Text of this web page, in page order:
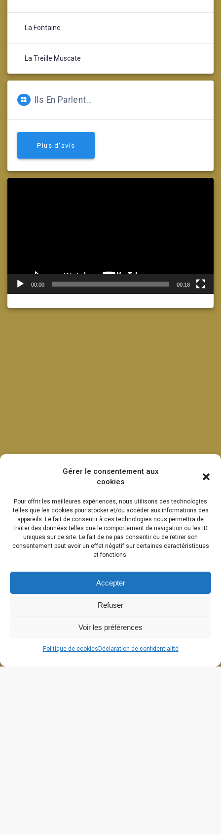
Gérer le consentement aux
cookies
Pour offrir les meilleures expériences, nous utilisons des technologies
telles que les cookies pour stocker et/ou accéder aux informations des
appareils. Le fait de consentir à ces technologies nous permettra de
traiter des données telles que le comportement de navigation ou les ID
uniques sur ce site. Le fait de ne pas consentir ou de retirer son
consentement peut avoir un effet négatif sur certaines caractéristiques
et fonctions.
Accepter
Refuser
Voir les préférences
Politique de cookies Déclaration de confidentialité
La Fontaine
La Treille Muscate
Ils En Parlent…
Plus d'avis
00:00 00:18